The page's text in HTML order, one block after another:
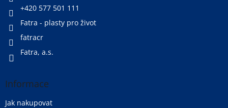
+420 577 501 111
Fatra - plasty pro život
fatracr
Fatra, a.s.
Informace
Jak nakupovat